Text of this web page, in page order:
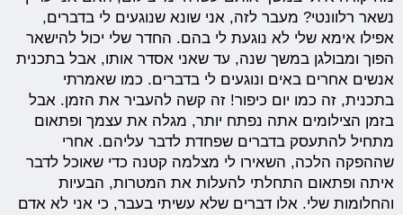
נשאר רלוונטי? מעבר לזה, אני שונא שנוגעים לי בדברים,
אפילו אימא שלי לא נוגעת לי בהם. החדר שלי יכול להישאר
הפוך ומבולגן במשך שנה, עד שאני אסדר אותו, אבל בתכנית
אנשים אחרים באים ונוגעים לי בדברים. כמו שאמרתי
בתכנית, זה כמו יום כיפור! זה קשה להעביר את הזמן. אבל
בזמן הצילומים אתה נפתח יותר, מגלה את עצמך ופתאום
מתחיל להתעסק בדברים שפחדת לדבר עליהם. אחרי
שההפקה הלכה, השאירו לי מצלמה קטנה כדי שאוכל לדבר
איתה ופתאום התחלתי להעלות את המטרות, הבעיות
והחלומות שלי. אלו דברים שלא עשיתי בעבר, כי אני לא אדם